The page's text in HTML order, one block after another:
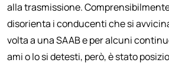
alla trasmissione.
disorienta i conducenti che si
volta a una SAAB e per alcuni
ami o lo si detesti, però, è stato